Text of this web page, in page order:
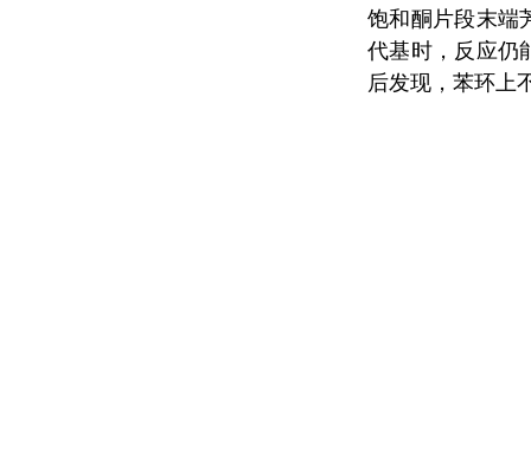
饱和酮片段末端
代基时，反应仍
后发现，苯环上